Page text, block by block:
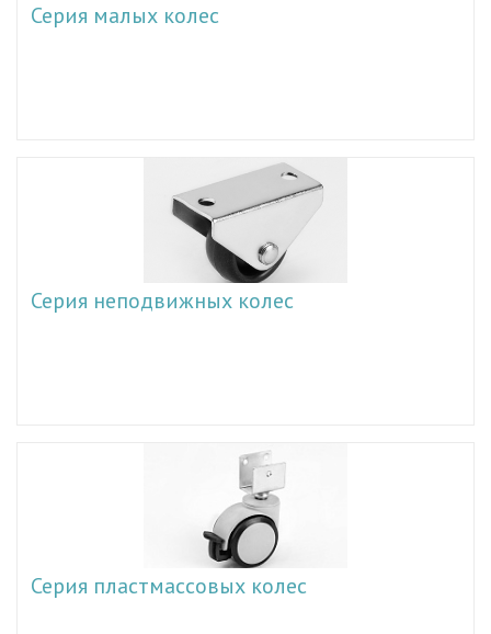
Серия малых колес
Серия неподвижных колес
Серия пластмассовых колес